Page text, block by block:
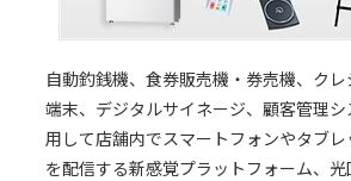
自動釣銭機、食券販売機・券売機、ク
端末、デジタルサイネージ、顧客管理
用して店舗内でスマートフォンやタブ
を配信する新感覚プラットフォーム、